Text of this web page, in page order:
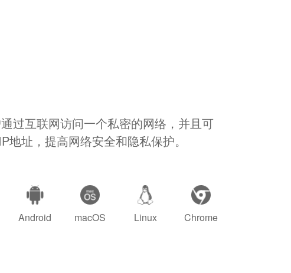
过互联网访问一个私密的网络，并且可
地址，提高网络安全和隐私保护。
Android macOS Linux Chrome